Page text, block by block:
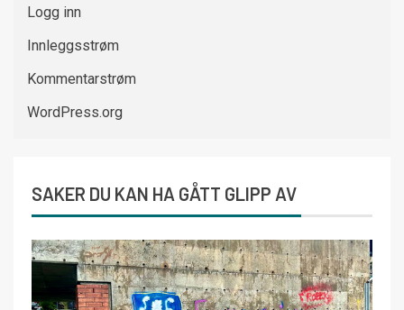
Logg inn
Innleggsstrøm
Kommentarstrøm
WordPress.org
SAKER DU KAN HA GÅTT GLIPP AV